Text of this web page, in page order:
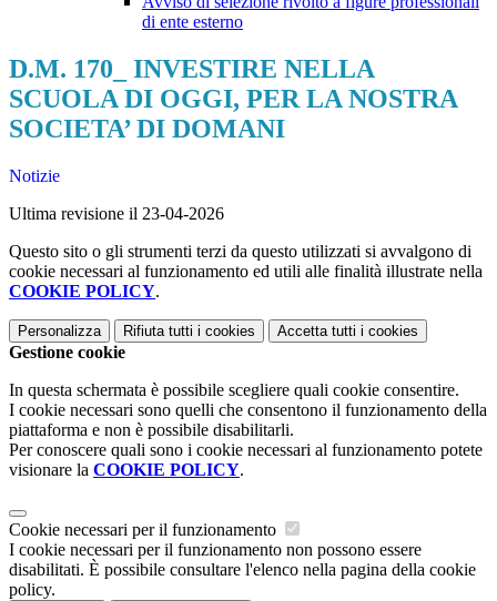
di ente esterno
D.M. 170_ INVESTIRE NELLA
SCUOLA DI OGGI, PER LA NOSTRA
SOCIETA’ DI DOMANI
Notizie
Ultima revisione il 23-04-2026
Questo sito o gli strumenti terzi da questo utilizzati si avvalgono di
cookie necessari al funzionamento ed utili alle finalità illustrate nella
COOKIE POLICY.
Personalizza Rifiuta tutti i cookies Accetta tutti i cookies
Gestione cookie
In questa schermata è possibile scegliere quali cookie consentire.
I cookie necessari sono quelli che consentono il funzionamento della
piattaforma e non è possibile disabilitarli.
Per conoscere quali sono i cookie necessari al funzionamento potete
visionare la COOKIE POLICY.
Cookie necessari per il funzionamento
I cookie necessari per il funzionamento non possono essere
disabilitati. È possibile consultare l'elenco nella pagina della cookie
policy.